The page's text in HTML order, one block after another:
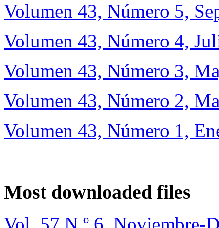
Volumen 43, Número 5,
Volumen 43, Número 4,
Volumen 43, Número 3,
Volumen 43, Número 2,
Volumen 43, Número 1,
Most downloaded files
Vol. 57 N.º 6. Noviembre-